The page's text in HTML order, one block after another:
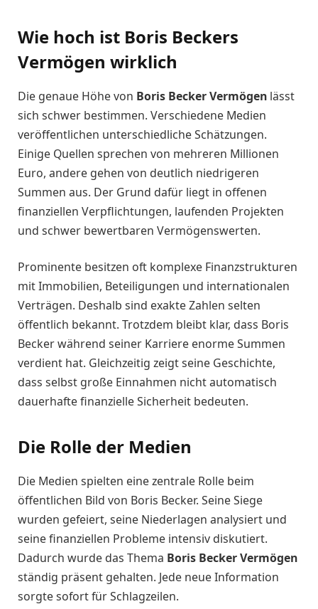
Wie hoch ist Boris Beckers
Vermögen wirklich
Die genaue Höhe von Boris Becker Vermögen lässt
sich schwer bestimmen. Verschiedene Medien
veröffentlichen unterschiedliche Schätzungen.
Einige Quellen sprechen von mehreren Millionen
Euro, andere gehen von deutlich niedrigeren
Summen aus. Der Grund dafür liegt in offenen
finanziellen Verpflichtungen, laufenden Projekten
und schwer bewertbaren Vermögenswerten.
Prominente besitzen oft komplexe Finanzstrukturen
mit Immobilien, Beteiligungen und internationalen
Verträgen. Deshalb sind exakte Zahlen selten
öffentlich bekannt. Trotzdem bleibt klar, dass Boris
Becker während seiner Karriere enorme Summen
verdient hat. Gleichzeitig zeigt seine Geschichte,
dass selbst große Einnahmen nicht automatisch
dauerhafte finanzielle Sicherheit bedeuten.
Die Rolle der Medien
Die Medien spielten eine zentrale Rolle beim
öffentlichen Bild von Boris Becker. Seine Siege
wurden gefeiert, seine Niederlagen analysiert und
seine finanziellen Probleme intensiv diskutiert.
Dadurch wurde das Thema Boris Becker Vermögen
ständig präsent gehalten. Jede neue Information
sorgte sofort für Schlagzeilen.